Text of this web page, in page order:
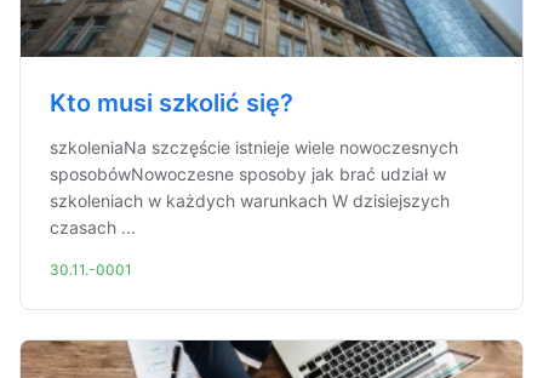
Kto musi szkolić się?
szkoleniaNa szczęście istnieje wiele nowoczesnych
sposobówNowoczesne sposoby jak brać udział w
szkoleniach w każdych warunkach W dzisiejszych
czasach ...
30.11.-0001